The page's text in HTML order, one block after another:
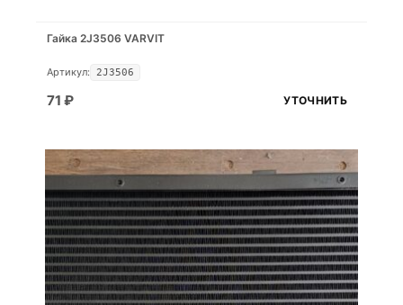
Гайка 2J3506 VARVIT
Артикул: 2J3506
71 ₽ УТОЧНИТЬ